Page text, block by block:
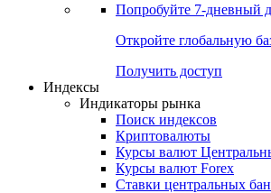
Попробуйте 7-дневный
Откройте глобальную
Получить доступ
Индексы
Индикаторы рынка
Поиск индексов
Криптовалюты
Курсы валют
Курсы валют Forex
Ставки центральных